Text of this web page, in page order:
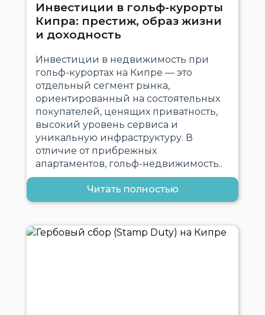
Инвестиции в гольф-курорты
Кипра: престиж, образ жизни
и доходность
Инвестиции в недвижимость при
гольф-курортах на Кипре — это
отдельный сегмент рынка,
ориентированный на состоятельных
покупателей, ценящих приватность,
высокий уровень сервиса и
уникальную инфраструктуру. В
отличие от прибрежных
апартаментов, гольф-недвижимость..
Читать полностью